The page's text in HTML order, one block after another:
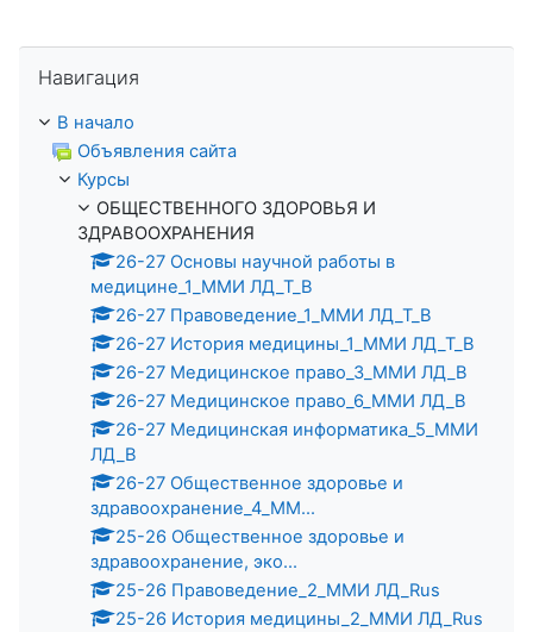
Навигация
В начало
Объявления сайта
Курсы
ОБЩЕСТВЕННОГО ЗДОРОВЬЯ И
ЗДРАВООХРАНЕНИЯ
26-27 Основы научной работы в
медицине_1_ММИ ЛД_Т_В
26-27 Правоведение_1_ММИ ЛД_Т_В
26-27 История медицины_1_ММИ ЛД_Т_В
26-27 Медицинское право_3_ММИ ЛД_В
26-27 Медицинское право_6_ММИ ЛД_В
26-27 Медицинская информатика_5_ММИ
ЛД_В
26-27 Общественное здоровье и
здравоохранение_4_ММ...
25-26 Общественное здоровье и
здравоохранение, эко...
25-26 Правоведение_2_ММИ ЛД_Rus
25-26 История медицины_2_ММИ ЛД_Rus